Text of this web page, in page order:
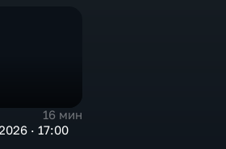
16 мин
· 17:00